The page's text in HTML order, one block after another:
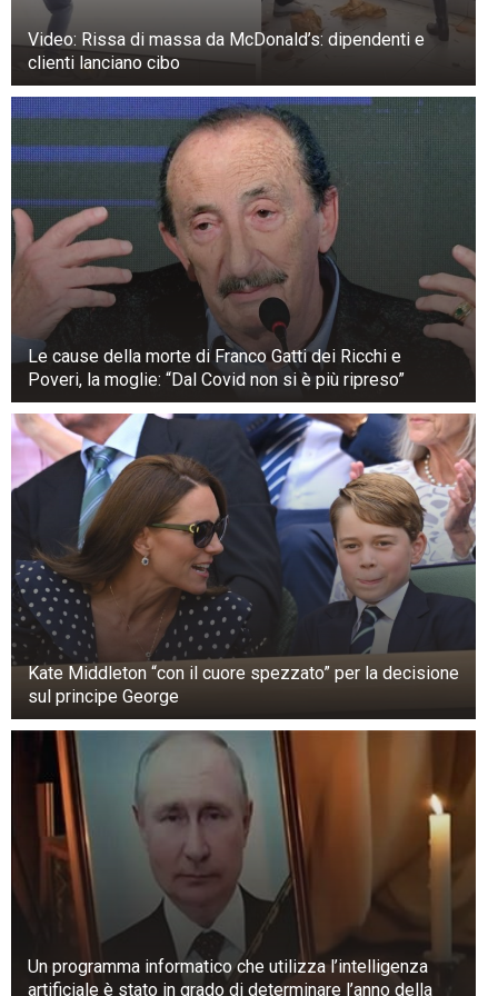
comodamente appoggiata su uno strato
morbido e soffice e questo impedirà l’insorgere
di dolori acuti.
+3
Guarda la galleria
2) Proteggere le ginocchia
Video: Rissa di massa da McDonald’s: dipendenti e
clienti lanciano cibo
Le cause della morte di Franco Gatti dei Ricchi e
Poveri, la moglie: “Dal Covid non si è più ripreso”
Kate Middleton “con il cuore spezzato” per la decisione
sul principe George
Un programma informatico che utilizza l’intelligenza
artificiale è stato in grado di determinare l’anno della